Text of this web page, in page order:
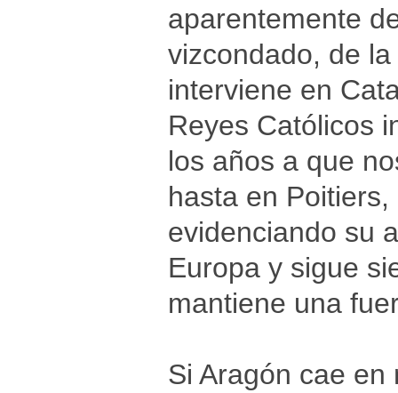
aparentemente
vizcondado, de
interviene en
Reyes Católicos
los años a que
hasta en
evidenciando su
Europa y sigue
mantiene una
Si Aragón cae